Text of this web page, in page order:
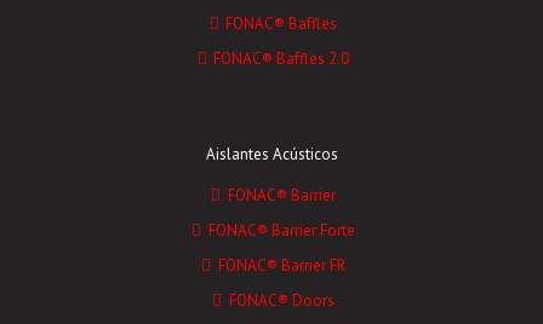
FONAC® Baffles
FONAC® Baffles 2.0
Aislantes Acústicos
FONAC® Barrier
FONAC® Barrier Forte
FONAC® Barrier FR
FONAC® Doors